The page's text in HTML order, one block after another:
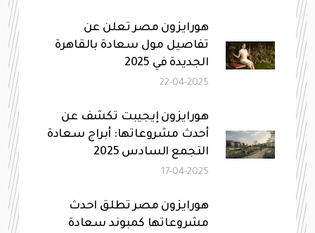
هورايزون مصر تعلن عن
تفاصيل مول سعادة بالقاهرة
الجديدة في 2025
22-04-2025
هورايزون إيجيبت تكشف عن
أحدث مشروعاتها: أبراج سعادة
التجمع السادس 2025
17-04-2025
هورايزون مصر تطلق احدث
مشروعاتها كمبوند سعادة